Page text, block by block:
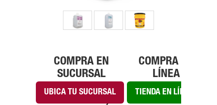
COMPRA EN
SUCURSAL
COMPRA EN
LÍNEA
UBICA TU SUCURSAL TIENDA EN LÍNEA